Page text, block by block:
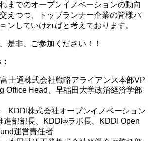
までのオープンイノベーションの動向
えつつ、トップランナー企業の皆様パ
ンしていければと考えております。
是非、ご参加ください！！
士通株式会社戦略アライアンス本部VP
Office Head、早稲田大学政治経済学部
KDDI株式会社オープンイノベーション
進部部長、KDDI∞ラボ長、KDDI Open
運営責任者